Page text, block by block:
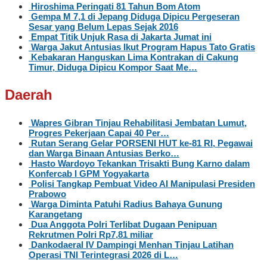
Hiroshima Peringati 81 Tahun Bom Atom
Gempa M 7,1 di Jepang Diduga Dipicu Pergeseran
Sesar yang Belum Lepas Sejak 2016
Empat Titik Unjuk Rasa di Jakarta Jumat ini
Warga Jakut Antusias Ikut Program Hapus Tato Gratis
Kebakaran Hanguskan Lima Kontrakan di Cakung
Timur, Diduga Dipicu Kompor Saat Me…
Daerah
Wapres Gibran Tinjau Rehabilitasi Jembatan Lumut,
Progres Pekerjaan Capai 40 Per…
Rutan Serang Gelar PORSENI HUT ke-81 RI, Pegawai
dan Warga Binaan Antusias Berko…
Hasto Wardoyo Tekankan Trisakti Bung Karno dalam
Konfercab I GPM Yogyakarta
Polisi Tangkap Pembuat Video AI Manipulasi Presiden
Prabowo
Warga Diminta Patuhi Radius Bahaya Gunung
Karangetang
Dua Anggota Polri Terlibat Dugaan Penipuan
Rekrutmen Polri Rp7,81 miliar
Dankodaeral IV Dampingi Menhan Tinjau Latihan
Operasi TNI Terintegrasi 2026 di L…